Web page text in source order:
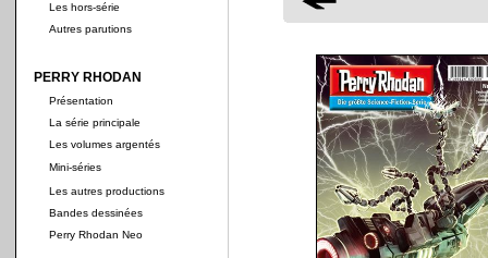
Les hors-série
Autres parutions
PERRY RHODAN
Présentation
La série principale
Les volumes argentés
Mini-séries
Les autres productions
Bandes dessinées
Perry Rhodan Neo